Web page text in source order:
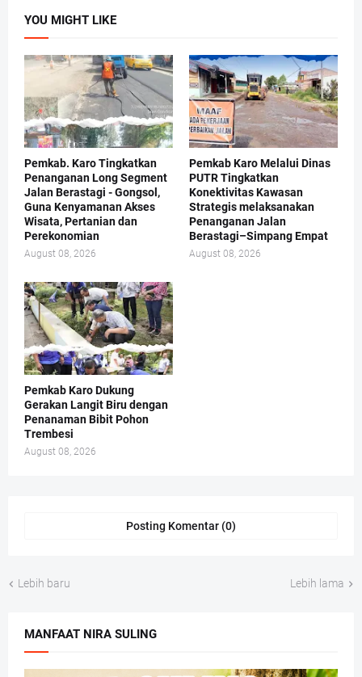
YOU MIGHT LIKE
Pemkab. Karo Tingkatkan
Penanganan Long Segment
Jalan Berastagi - Gongsol,
Guna Kenyamanan Akses
Wisata, Pertanian dan
Perekonomian
August 08, 2026
Pemkab Karo Melalui Dinas
PUTR Tingkatkan
Konektivitas Kawasan
Strategis melaksanakan
Penanganan Jalan
Berastagi–Simpang Empat
August 08, 2026
Pemkab Karo Dukung
Gerakan Langit Biru dengan
Penanaman Bibit Pohon
Trembesi
August 08, 2026
Posting Komentar (0)
Lebih baru Lebih lama
MANFAAT NIRA SULING